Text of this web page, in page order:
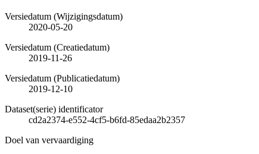
Versiedatum (Wijzigingsdatum)
2020-05-20
Versiedatum (Creatiedatum)
2019-11-26
Versiedatum (Publicatiedatum)
2019-12-10
Dataset(serie) identificator
cd2a2374-e552-4cf5-b6fd-85edaa2b2357
Doel van vervaardiging